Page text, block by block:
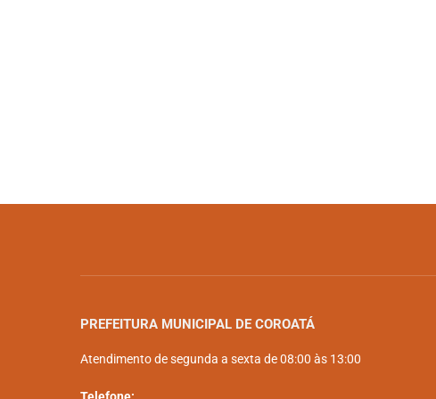
PREFEITURA MUNICIPAL DE COROATÁ
Atendimento de segunda a sexta de 08:00 às 13:00